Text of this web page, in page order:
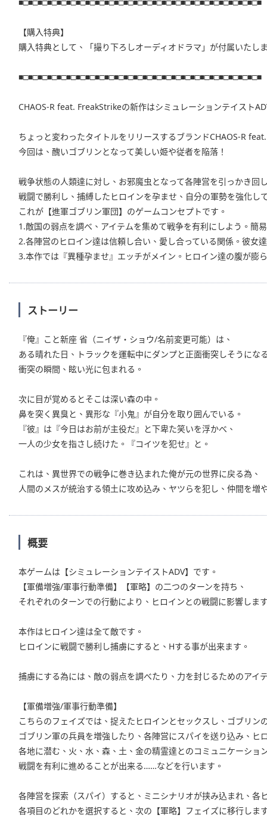
【購入特典】
購入特典として、「撮り下ろしオーディオドラマ」が付属いたし
■□■□■□■□■□■□■□■□■□■□■□■□■□■□■□■□■□■□■□■□■□■□■□■□■□■
CHAOS-R feat. FreakStrikeの新作はシミュレーションテイスト
ちょっと変わったタイトルをリリースするブランドCHAOS-R
今回は、醜いゴブリンとなって美しい姫や従者を陥落！
戦争状態の人類達に対し、お邪魔虫となって各陣営を引っかき回
戦闘で勝利し、捕縛したヒロインを孕ませ、自分の軍勢を強化し
これが【進軍ゴブリン軍団】のゲームコンセプトです。
1.敵国の弱点を調べ、アイテムを集めて戦争を有利にしよう。簡
2.各陣営のヒロイン達は信頼し合い、愛し合っている関係。彼女
3.本作では『異種孕ませ』エッチがメイン。ヒロイン達の腹が膨
ストーリー
『俺』こと新座 省（ニイザ・ショウ/名前変更可能）は、
ある晴れた日、トラックを運転中にダンプと正面衝突しそうに
衝突の瞬間、眩い光に包まれる。
次に目が覚めるとそこは深い森の中。
鼻を突く異臭と、異形な『小鬼』が自分を取り囲んでいる。
『彼』は『今日はお前が主役だ』と下卑た笑いを浮かべ、
一人の少女を指さし続けた。『コイツを犯せ』と。
これは、異世界での戦争に巻き込まれた俺が元の世界に戻る為、
人間のメスが統治する領土に攻め込み、ヤツらを犯し、仲間を増
概要
本ゲームは【シミュレーションテイストADV】です。
【軍備増強/軍事行動準備】【軍略】の二つのターンを持ち、
それぞれのターンでの行動により、ヒロインとの戦闘に影響しま
本作はヒロイン達は全て敵です。
ヒロインに戦闘で勝利し捕虜にすると、Hする事が出来ます。
捕虜にする為には、敵の弱点を調べたり、力を封じるためのアイ
【軍備増強/軍事行動準備】
こちらのフェイズでは、捉えたヒロインとセックスし、ゴブリン
ゴブリン軍の兵員を増強したり、各陣営にスパイを送り込み、ヒ
各地に潜む、火、水、森、土、金の精霊達とのコミュニケーショ
戦闘を有利に進めることが出来る……などを行います。
各陣営を探索（スパイ）すると、ミニシナリオが挟み込まれ、各
各項目のどれかを選択すると、次の【軍略】フェイズに移行しま